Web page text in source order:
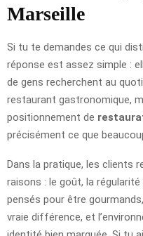
Marseille
Si tu te demandes ce qui
réponse est assez simple :
de gens recherchent au
restaurant gastronomique,
positionnement de
précisément ce que
Dans la pratique, les clients
raisons : le goût, la
pensés pour être
vraie différence, et